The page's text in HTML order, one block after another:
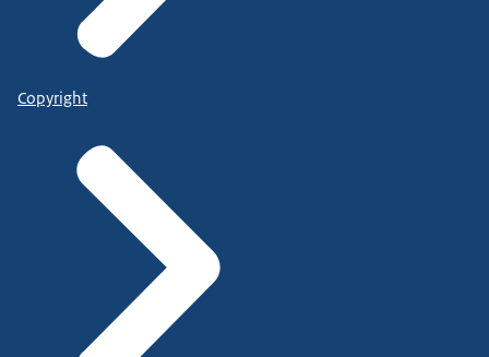
Copyright